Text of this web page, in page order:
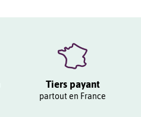
Tiers payant
partout en France